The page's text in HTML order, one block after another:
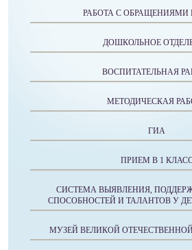
РАБОТА С ОБРАЩЕНИЯМИ
ДОШКОЛЬНОЕ
ВОСПИТАТЕЛЬНАЯ
МЕТОДИЧЕСКАЯ
ГИА
ПРИЕМ В 1
СИСТЕМА ВЫЯВЛЕНИЯ,
СПОСОБНОСТЕЙ И ТАЛАНТОВ У
МУЗЕЙ ВЕЛИКОЙ ОТЕЧЕСТВЕННОЙ